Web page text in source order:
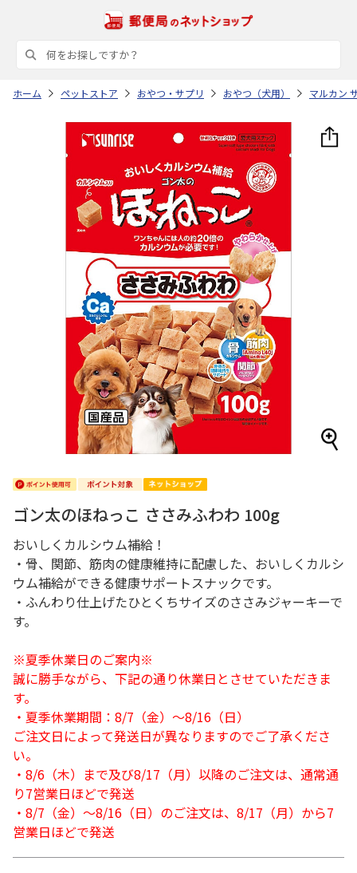
ホーム ペットストア おやつ・サプリ おやつ（犬用） マルカン
ゴン太のほねっこ ささみふわわ 100g
おいしくカルシウム補給！
・骨、関節、筋肉の健康維持に配慮した、おいしくカルシ
ウム補給ができる健康サポートスナックです。
・ふんわり仕上げたひとくちサイズのささみジャーキーで
す。
※夏季休業日のご案内※
誠に勝手ながら、下記の通り休業日とさせていただきま
す。
・夏季休業期間：8/7（金）～8/16（日）
ご注文日によって発送日が異なりますのでご了承くださ
い。
・8/6（木）まで及び8/17（月）以降のご注文は、通常通
り7営業日ほどで発送
・8/7（金）～8/16（日）のご注文は、8/17（月）から7
営業日ほどで発送